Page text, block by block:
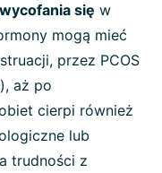
się w
mogą mieć
przez PCOS
aż po
cierpi również
lub
trudności z